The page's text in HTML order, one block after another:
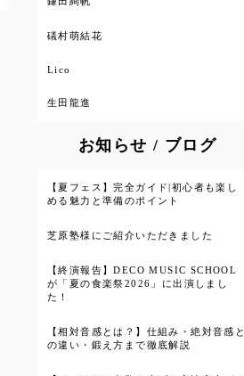
礒村萌結花
Lico
生田龍進
お知らせ / ブログ
【夏フェス】完全ガイド|初心者も楽し
める魅力と準備のポイント
芝原塾様にご紹介いただきました
【終演報告】DECO MUSIC SCHOOL
が「夏の食楽祭2026」に出演しまし
た！
【相対音感とは？】仕組み・絶対音感と
の違い・鍛え方まで徹底解説